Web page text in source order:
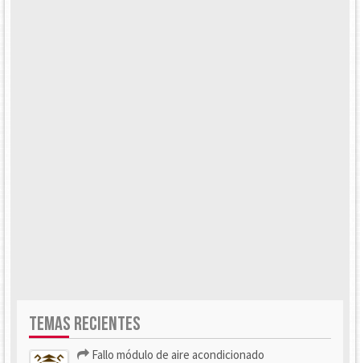
TEMAS RECIENTES
Fallo módulo de aire acondicionado